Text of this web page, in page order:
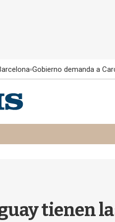
Gobierno demanda a
tienen